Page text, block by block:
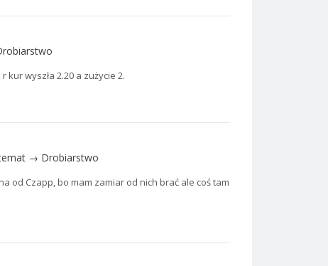
kur wyszła 2.20 a zużycie 2.
→ Drobiarstwo
od Czapp, bo mam zamiar od nich brać ale coś tam